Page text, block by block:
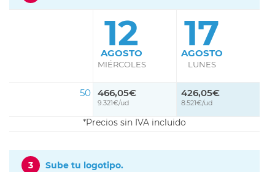
12
AGOSTO
MIÉRCOLES
17
AGOSTO
LUNES
50 466,05€
9.321€/ud
426,05€
8.521€/ud
Precios sin IVA incluido
3 Sube tu logotipo.